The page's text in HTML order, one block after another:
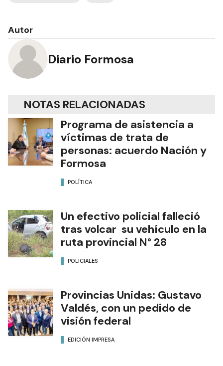
Autor
Diario Formosa
NOTAS RELACIONADAS
Programa de asistencia a
víctimas de trata de
personas: acuerdo Nación y
Formosa
POLÍTICA
Un efectivo policial falleció
tras volcar su vehículo en la
ruta provincial N° 28
POLICIALES
Provincias Unidas: Gustavo
Valdés, con un pedido de
visión federal
EDICIÓN IMPRESA